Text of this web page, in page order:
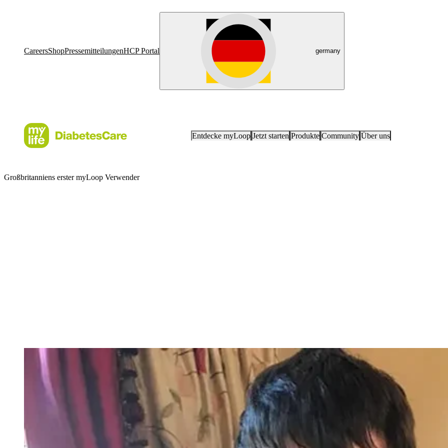
CareersShopPressemitteilungenHCP Portal germany
Entdecke myLoop Jetzt starten Produkte Community Über uns
Großbritanniens erster myLoop Verwender